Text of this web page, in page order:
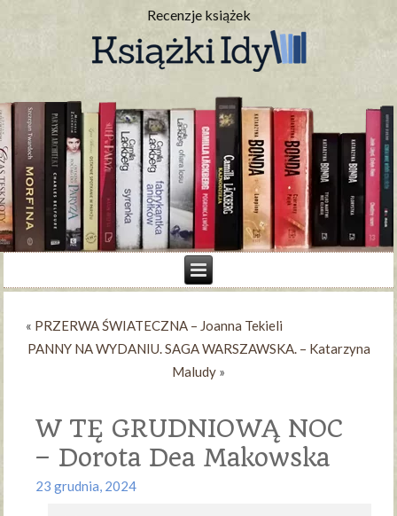
Recenzje książek
« PRZERWA ŚWIATECZNA – Joanna Tekieli
PANNY NA WYDANIU. SAGA WARSZAWSKA. – Katarzyna
Maludy »
W TĘ GRUDNIOWĄ NOC
– Dorota Dea Makowska
23 grudnia, 2024